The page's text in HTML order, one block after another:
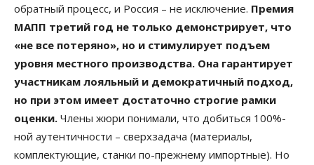
обратный процесс, и Россия – не исключение. Премия
МАПП третий год не только демонстрирует, что
«не все потеряно», но и стимулирует подъем
уровня местного производства. Она гарантирует
участникам лояльный и демократичный подход,
но при этом имеет достаточно строгие рамки
оценки. Члены жюри понимали, что добиться 100%-
ной аутентичности – сверхзадача (материалы,
комплектующие, станки по-прежнему импортные). Но